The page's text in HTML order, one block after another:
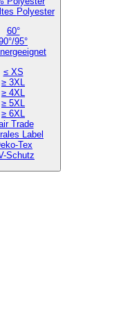
Polyester
60°
95°
≤ XS
≥ 3XL
≥ 4XL
≥ 5XL
≥ 6XL
Trade
Label
Tex
Schutz